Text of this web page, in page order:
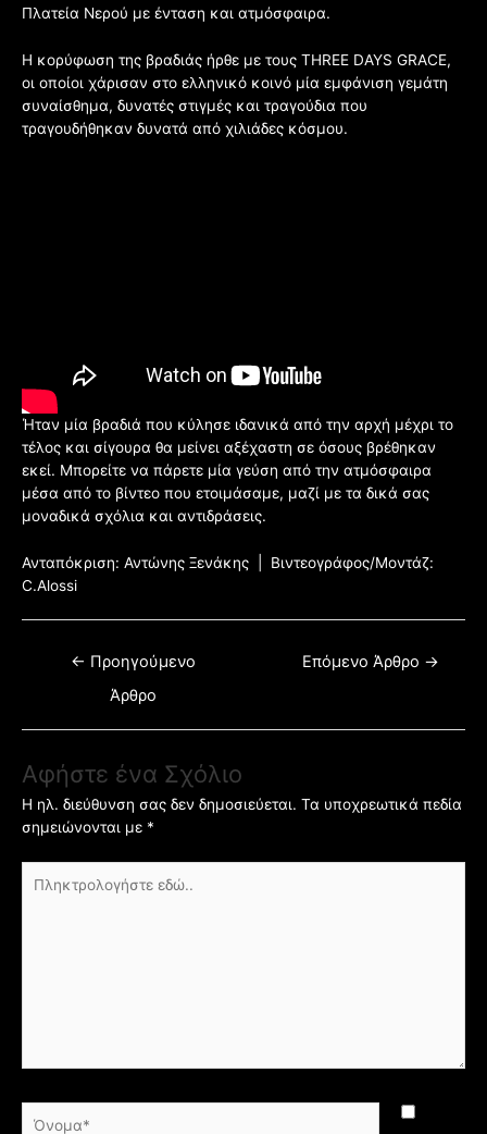
Πλατεία Νερού με ένταση και ατμόσφαιρα.
Η κορύφωση της βραδιάς ήρθε με τους THREE DAYS GRACE,
οι οποίοι χάρισαν στο ελληνικό κοινό μία εμφάνιση γεμάτη
συναίσθημα, δυνατές στιγμές και τραγούδια που
τραγουδήθηκαν δυνατά από χιλιάδες κόσμου.
Ήταν μία βραδιά που κύλησε ιδανικά από την αρχή μέχρι το
τέλος και σίγουρα θα μείνει αξέχαστη σε όσους βρέθηκαν
εκεί. Μπορείτε να πάρετε μία γεύση από την ατμόσφαιρα
μέσα από το βίντεο που ετοιμάσαμε, μαζί με τα δικά σας
μοναδικά σχόλια και αντιδράσεις.
Ανταπόκριση: Αντώνης Ξενάκης | Βιντεογράφος/Μοντάζ:
C.Alossi
← Προηγούμενο
Άρθρο
Επόμενο Άρθρο →
Αφήστε ένα Σχόλιο
Η ηλ. διεύθυνση σας δεν δημοσιεύεται. Τα υποχρεωτικά πεδία
σημειώνονται με *
εδώ..